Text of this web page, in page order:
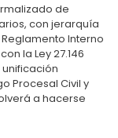
de
con jerarquía
Interno
la Ley 27.146
Procesal Civil y
a hacerse